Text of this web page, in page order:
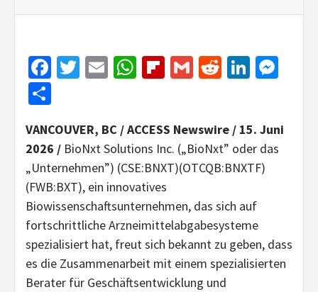
Facebook
Twitter
EmailWhatsApp
Flipboard
GmailReddit
VANCOUVER, BC / ACCESS Newswire / 15. Juni
2026 / BioNxt Solutions Inc. („BioNxt” oder das
„Unternehmen”) (CSE:BNXT)(OTCQB:BNXTF)
(FWB:BXT), ein innovatives
Biowissenschaftsunternehmen, das sich auf
fortschrittliche Arzneimittelabgabesysteme
spezialisiert hat, freut sich bekannt zu geben, dass
es die Zusammenarbeit mit einem spezialisierten
Berater für Geschäftsentwicklung und